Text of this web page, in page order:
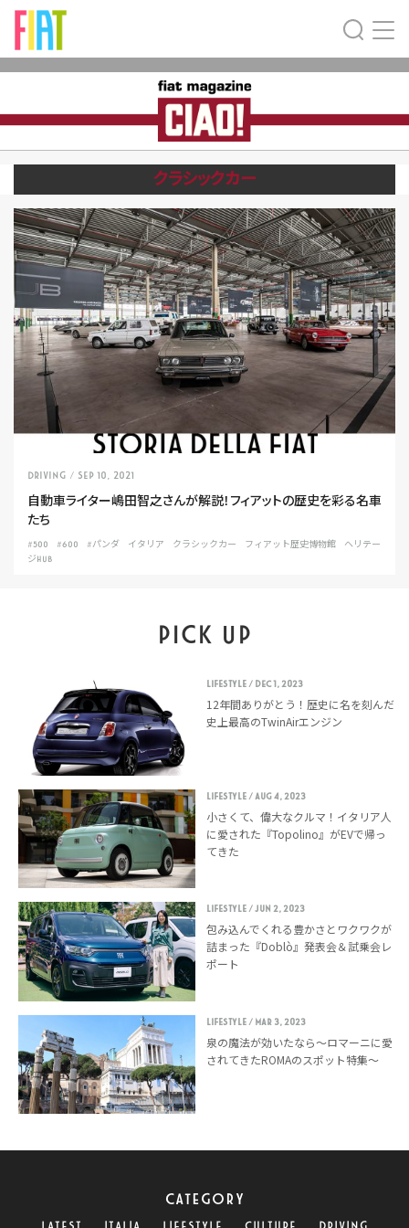
クラシックカー
DRIVING / Sep 10, 2021
自動車ライター嶋田智之さんが解説！フィアットの歴史を彩る名車
たち
#500 #600 #パンダ イタリア クラシックカー フィアット歴史博物館
ヘリテー
ジHUB
PICK UP
LIFESTYLE / Dec 1, 2023
12年間ありがとう！歴史に名を刻んだ
史上最高のTwinAirエンジン
LIFESTYLE / Aug 4, 2023
小さくて、偉大なクルマ！イタリア人
に愛された『Topolino』がEVで帰っ
てきた
LIFESTYLE/ Jun 2, 2023
包み込んでくれる豊かさとワクワクが
詰まった『Doblò』発表会＆試乗会レ
ポート
LIFESTYLE / Mar 3, 2023
泉の魔法が効いたなら〜ロマーニに愛
されてきたROMAのスポット特集〜
CATEGORY